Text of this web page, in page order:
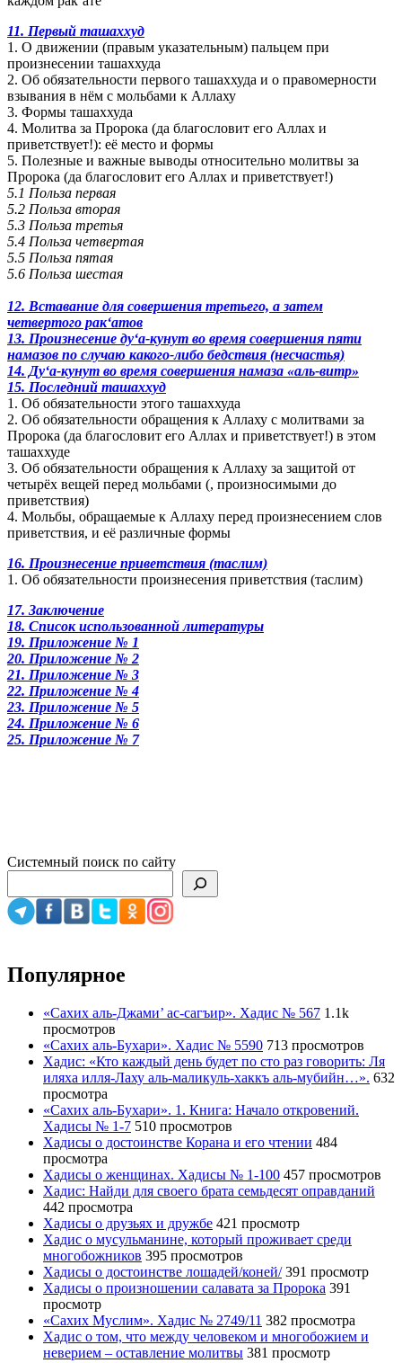
11. Первый ташаххуд
1. О движении (правым указательным) пальцем при
произнесении ташаххуда
2. Об обязательности первого ташаххуда и о правомерности
взывания в нём с мольбами к Аллаху
3. Формы ташаххуда
4. Молитва за Пророка (да благословит его Аллах и
приветствует!): её место и формы
5. Полезные и важные выводы относительно молитвы за
Пророка (да благословит его Аллах и приветствует!)
5.1 Польза первая
5.2 Польза вторая
5.3 Польза третья
5.4 Польза четвертая
5.5 Польза пятая
5.6 Польза шестая
12. Вставание для совершения третьего, а затем
четвертого рак‘атов
13. Произнесение ду‘а-кунут во время совершения пяти
намазов по случаю какого-либо бедствия (несчастья)
14. Ду‘а-кунут во время совершения намаза «аль-витр»
15. Последний ташаххуд
1. Об обязательности этого ташаххуда
2. Об обязательности обращения к Аллаху с молитвами за
Пророка (да благословит его Аллах и приветствует!) в этом
ташаххуде
3. Об обязательности обращения к Аллаху за защитой от
четырёх вещей перед мольбами (, произносимыми до
приветствия)
4. Мольбы, обращаемые к Аллаху перед произнесением слов
приветствия, и её различные формы
16. Произнесение приветствия (таслим)
1. Об обязательности произнесения приветствия (таслим)
17. Заключение
18. Список использованной литературы
19. Приложение № 1
20. Приложение № 2
21. Приложение № 3
22. Приложение № 4
23. Приложение № 5
24. Приложение № 6
25. Приложение № 7
Системный поиск по сайту
Популярное
«Сахих аль-Джами’ ас-сагъир». Хадис № 567 1.1k
просмотров
«Сахих аль-Бухари». Хадис № 5590 713 просмотров
Хадис: «Кто каждый день будет по сто раз говорить: Ля
иляха илля-Лаху аль-маликуль-хаккъ аль-мубийн…». 632
просмотра
«Сахих аль-Бухари». 1. Книга: Начало откровений.
Хадисы № 1-7 510 просмотров
Хадисы о достоинстве Корана и его чтении 484
просмотра
Хадисы о женщинах. Хадисы № 1-100 457 просмотров
Хадис: Найди для своего брата семьдесят оправданий
442 просмотра
Хадисы о друзьях и дружбе 421 просмотр
Хадис о мусульманине, который проживает среди
многобожников 395 просмотров
Хадисы о достоинстве лошадей/коней/ 391 просмотр
Хадисы о произношении салавата за Пророка 391
просмотр
«Сахих Муслим». Хадис № 2749/11 382 просмотра
Хадис о том, что между человеком и многобожием и
неверием – оставление молитвы 381 просмотр